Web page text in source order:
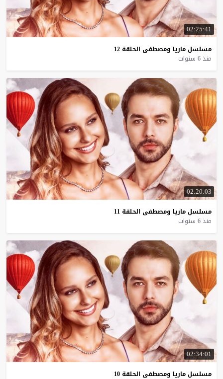
02:25:41
مسلسل ماريا ومصطفى الحلقة 12
منذ 6 سنوات
02:20:03
مسلسل ماريا ومصطفى الحلقة 11
منذ 6 سنوات
02:34:01
مسلسل ماريا ومصطفى الحلقة 10